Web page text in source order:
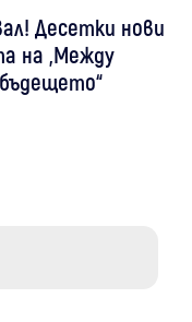
Десетки нови
на „Между